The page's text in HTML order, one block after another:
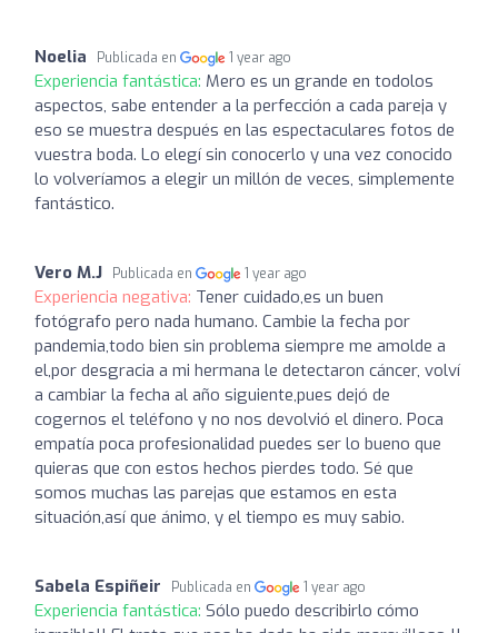
Noelia Publicada en 1 year ago
Experiencia fantástica: Mero es un grande en todolos
aspectos, sabe entender a la perfección a cada pareja y
eso se muestra después en las espectaculares fotos de
vuestra boda. Lo elegí sin conocerlo y una vez conocido
lo volveríamos a elegir un millón de veces, simplemente
fantástico.
Vero M.J Publicada en 1 year ago
Experiencia negativa: Tener cuidado,es un buen
fotógrafo pero nada humano. Cambie la fecha por
pandemia,todo bien sin problema siempre me amolde a
el,por desgracia a mi hermana le detectaron cáncer, volví
a cambiar la fecha al año siguiente,pues dejó de
cogernos el teléfono y no nos devolvió el dinero. Poca
empatía poca profesionalidad puedes ser lo bueno que
quieras que con estos hechos pierdes todo. Sé que
somos muchas las parejas que estamos en esta
situación,así que ánimo, y el tiempo es muy sabio.
Sabela Espiñeir Publicada en 1 year ago
Experiencia fantástica: Sólo puedo describirlo cómo